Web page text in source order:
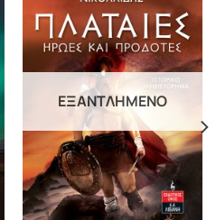
ΕΞΑΝΤΛΗΜΈΝΟ